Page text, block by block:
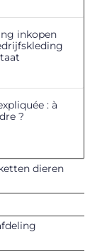
inkopen
: à
?
dieren